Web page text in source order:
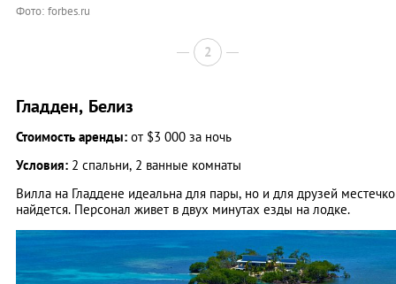
Фото: forbes.ru
2
Гладден, Белиз
Стоимость аренды: от $3 000 за ночь
Условия: 2 спальни, 2 ванные комнаты
Вилла на Гладдене идеальна для пары, но и для друзей местечко
найдется. Персонал живет в двух минутах езды на лодке.